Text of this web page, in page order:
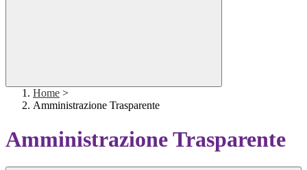
Home >
Amministrazione Trasparente
Amministrazione Trasparente